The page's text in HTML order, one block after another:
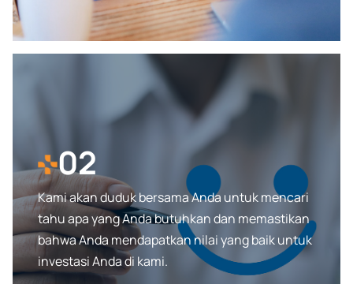
02
Kami akan duduk bersama Anda untuk mencari
tahu apa yang Anda butuhkan dan memastikan
bahwa Anda mendapatkan nilai yang baik untuk
investasi Anda di kami.